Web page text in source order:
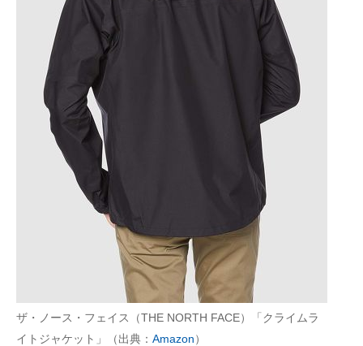
ザ・ノース・フェイス（THE NORTH FACE）「クライムラ
イトジャケット」（出典： Amazon）